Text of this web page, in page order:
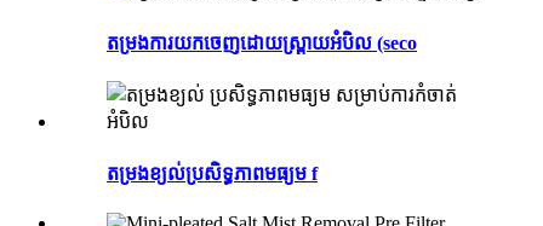
តម្រង​ការ​យក​ចេញ​ដោយ​ស្ព្រាយ​អំបិល (seco
តម្រងខ្យល់ប្រសិទ្ធភាពមធ្យម f